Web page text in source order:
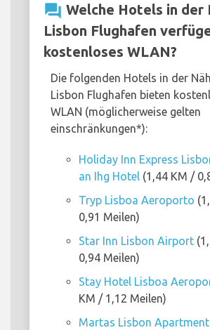
question_answer Welche Hotels in der
Lisbon Flughafen
kostenloses WLAN?
Die folgenden Hotels in der
Lisbon Flughafen bieten
WLAN (möglicherweise gelten
einschränkungen*):
Holiday Inn Express
an Ihg Hotel (1,44 KM /
Tryp Lisboa Aeroporto
0,91 Meilen)
Star Inn Lisbon Airport
0,94 Meilen)
Stay Hotel Lisboa
KM / 1,12 Meilen)
Martas Lisbon Apartment